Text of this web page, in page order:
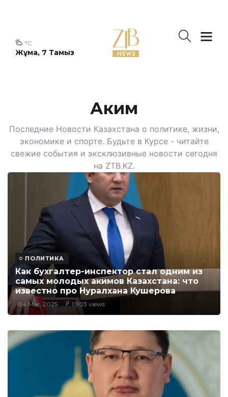
Жұма, 7 Тамыз
°C
Аким
Последние Новости Казахстана о политике, жизни,
экономике и спорте. Будьте в Курсе - читайте
свежие события и эксклюзивные новости сегодня
на ZTB.KZ.
ПОЛИТИКА
Как бухгалтер-инспектор стал одним из
самых молодых акимов Казахстана: что
известно про Нуралхана Кушерова
04 Mar, 2025 1,903 views